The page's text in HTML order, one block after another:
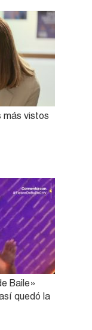
más vistos
Baile»
quedó la